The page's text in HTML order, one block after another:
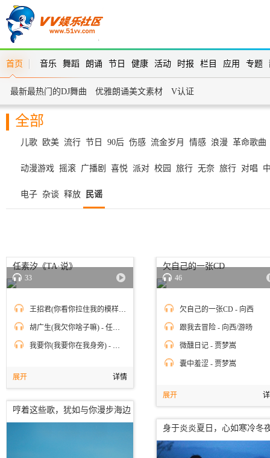
首页 音乐 舞蹈 朗诵 节日 健康 活动 时报 栏目 应用 专题
最新最热门的DJ舞曲 优雅朗诵美文素材 V认证
全部
儿歌 欧美 流行 节日 90后 伤感 流金岁月 情感 浪漫 革命歌曲
动漫游戏 摇滚 广播剧 喜悦 派对 校园 旅行 无奈 旅行 对唱
电子 杂谈 释放 民谣
任素汐《TA·说》
33
王招君(你看你拉住我的模样) - 任素汐
胡广生(我欠你啥子嘛) - 任素汐
我要你(我要你在我身旁) - 任素汐
展开 详情
哼着这些歌，犹如与你漫步海边
欠自己的一张CD
46
欠自己的一张CD - 向西
跟我去冒险 - 向西/游旸
微醺日记 - 贾梦嵩
囊中羞涩 - 贾梦嵩
展开
身于炎炎夏日，心如寒冷冬